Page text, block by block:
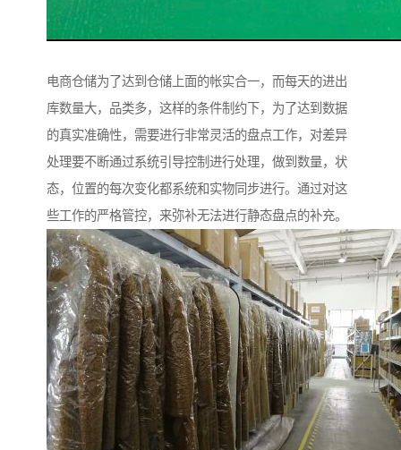
电商仓储为了达到仓储上面的帐实合一，而每天的进出
库数量大，品类多，这样的条件制约下，为了达到数据
的真实准确性，需要进行非常灵活的盘点工作，对差异
处理要不断通过系统引导控制进行处理，做到数量，状
态，位置的每次变化都系统和实物同步进行。通过对这
些工作的严格管控，来弥补无法进行静态盘点的补充。